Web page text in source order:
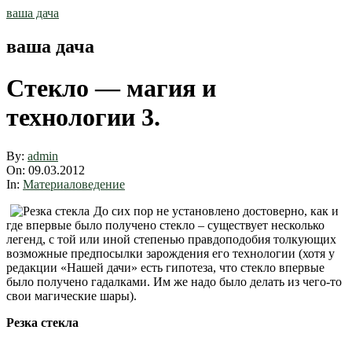
Skip
ваша дача
ваша дача
Стекло — магия и
технологии 3.
By: admin
On: 09.03.2012
In: Материаловедение
До сих пор не установлено достоверно, как и
где впервые было получено стекло – существует несколько
легенд, с той или иной степенью правдоподобия толкующих
возможные предпосылки зарождения его технологии (хотя у
редакции «Нашей дачи» есть гипотеза, что стекло впервые
было получено гадалками. Им же надо было делать из чего-то
свои магические шары).
Резка стекла